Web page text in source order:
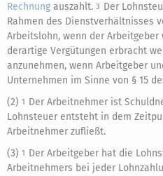
Rechnung auszahlt. 3 Der
Rahmen des Dienstverhältnisses
Arbeitslohn, wenn der
derartige Vergütungen erbracht
anzunehmen, wenn Arbeitgeber
Unternehmen im Sinne von § 15
(2) 1 Der Arbeitnehmer ist
Lohnsteuer entsteht in dem
Arbeitnehmer zufließt.
(3) 1
Der Arbeitgeber hat die
Arbeitnehmers bei jeder